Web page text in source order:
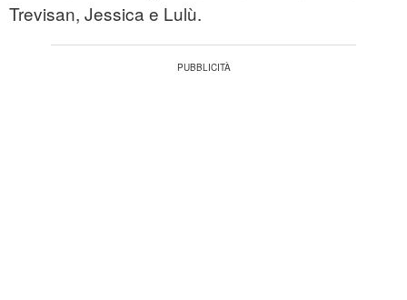
Trevisan, Jessica e Lulù.